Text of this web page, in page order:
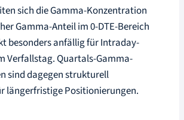
sich die Gamma-Konzentration
Gamma-Anteil im 0-DTE-Bereich
besonders anfällig für Intraday-
Verfallstag. Quartals-Gamma-
sind dagegen strukturell
längerfristige Positionierungen.